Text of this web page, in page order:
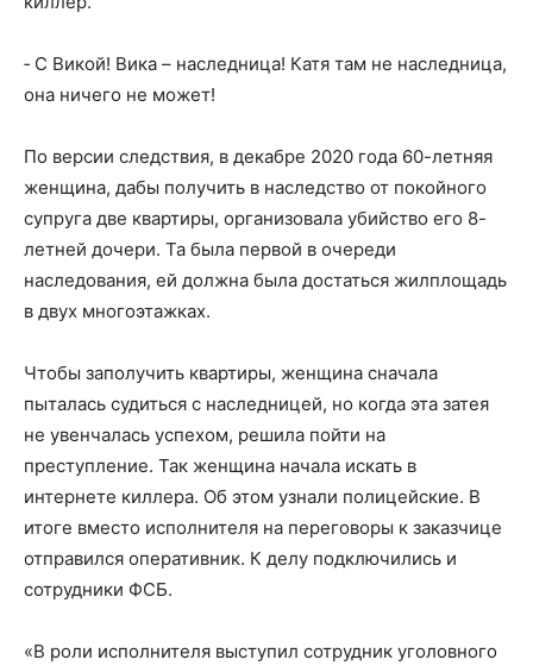
‑ С Викой! Вика – наследница! Катя там не наследница,
она ничего не может!
По версии следствия, в декабре 2020 года 60-летняя
женщина, дабы получить в наследство от покойного
супруга две квартиры, организовала убийство его 8-
летней дочери. Та была первой в очереди
наследования, ей должна была достаться жилплощадь
в двух многоэтажках.
Чтобы заполучить квартиры, женщина сначала
пыталась судиться с наследницей, но когда эта затея
не увенчалась успехом, решила пойти на
преступление. Так женщина начала искать в
интернете киллера. Об этом узнали полицейские. В
итоге вместо исполнителя на переговоры к заказчице
отправился оперативник. К делу подключились и
сотрудники ФСБ.
«В роли исполнителя выступил сотрудник уголовного